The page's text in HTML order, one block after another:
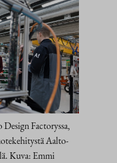
Factoryssa,
Aalto-
Kuva: Emmi